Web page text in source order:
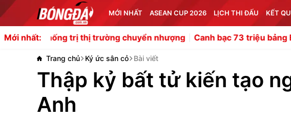
MỚI NHẤT ASEAN CUP 2026 LỊCH THI ĐẤU KẾT
Mới nhất:
trị thị trường chuyển nhượng Canh bạc 73 triệu bảng Esposito
Trang chủ Ký ức sân cỏ Bài viết
Thập kỷ bất tử kiến tạo
Anh